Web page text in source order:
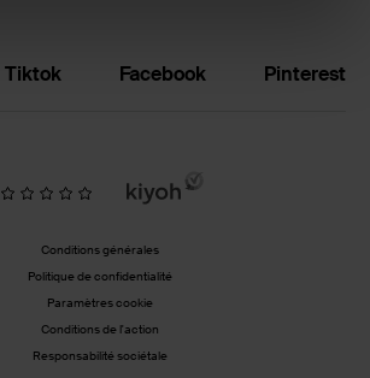
Tiktok Facebook Pinterest
Conditions générales
Politique de confidentialité
Paramètres cookie
Conditions de l'action
Responsabilité sociétale